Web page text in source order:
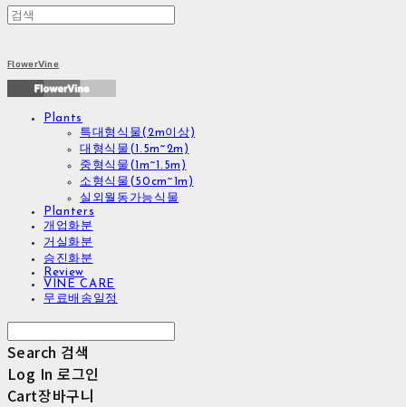
FlowerVine
Plants
특대형식물(2m이상)
대형식물(1.5m~2m)
중형식물(1m~1.5m)
소형식물(50cm~1m)
실외월동가능식물
Planters
개업화분
거실화분
승진화분
Review
VINE CARE
무료배송일정
Search 검색
Log In 로그인
Cart장바구니